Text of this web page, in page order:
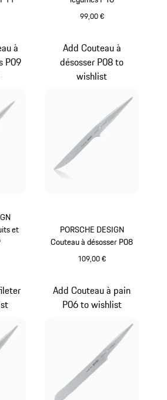
99,00 €
et
à
P09
PORSCHE DESIGN
Couteau à désosser P08
109,00 €
Add Couteau à
désosser P08 to
wishlist
Add Couteau à pain
P06 to wishlist